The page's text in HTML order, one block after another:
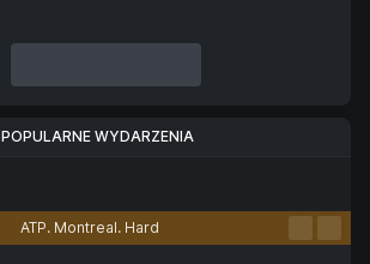
POPULARNE WYDARZENIA
ATP. Montreal. Hard